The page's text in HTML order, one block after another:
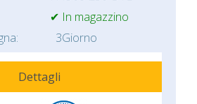
✔ In magazzino
3Giorno
Dettagli